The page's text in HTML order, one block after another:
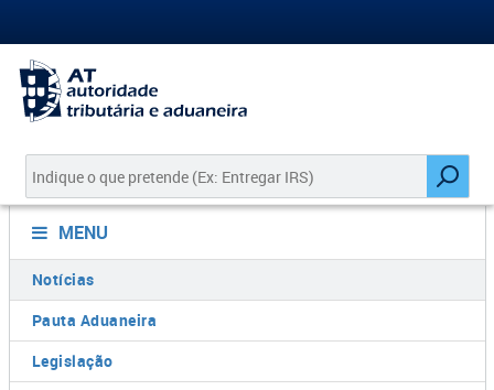
MENU
Notícias
Pauta Aduaneira
Legislação